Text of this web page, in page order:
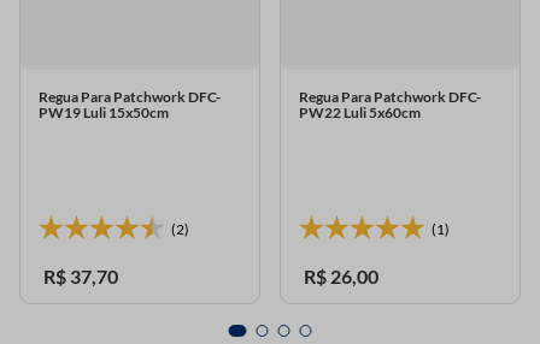
Regua Para Patchwork DFC-
PW19 Luli 15x50cm
(2)
R$ 37,70
Regua Para Patchwork DFC-
PW22 Luli 5x60cm
(1)
R$ 26,00